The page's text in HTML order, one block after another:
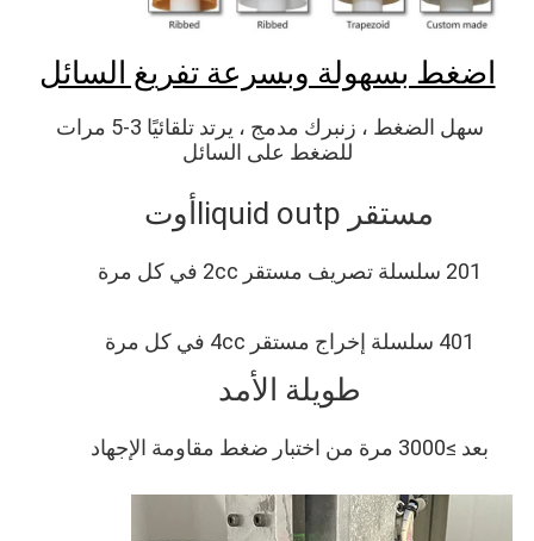
تفريغ السائل
سهل الضغط ، زنبرك مدمج ، يرتد تلقائيًا 3-5 مرات
أوت